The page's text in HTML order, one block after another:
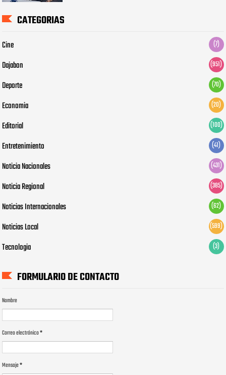
CATEGORIAS
Cine (7)
Dajabon (951)
Deporte (70)
Economia (20)
Editorial (100)
Entretenimiento (41)
Noticia Nacionales (431)
Noticia Regional (385)
Noticias Internacionales (62)
Noticias Local (599)
Tecnologia (3)
FORMULARIO DE CONTACTO
Nombre
Correo electrónico*
Mensaje*